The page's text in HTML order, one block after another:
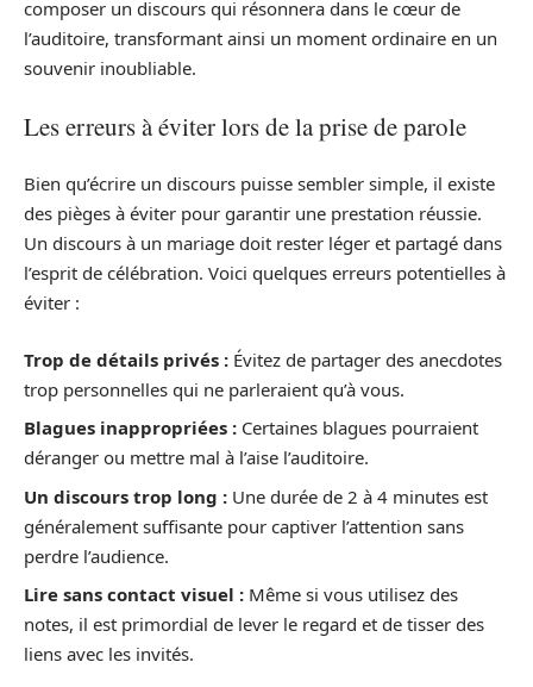
composer un discours qui résonnera dans le cœur de
l’auditoire, transformant ainsi un moment ordinaire en un
souvenir inoubliable.
Les erreurs à éviter lors de la prise de parole
Bien qu’écrire un discours puisse sembler simple, il existe
des pièges à éviter pour garantir une prestation réussie.
Un discours à un mariage doit rester léger et partagé dans
l’esprit de célébration. Voici quelques erreurs potentielles à
éviter :
Trop de détails privés : Évitez de partager des anecdotes
trop personnelles qui ne parleraient qu’à vous.
Blagues inappropriées : Certaines blagues pourraient
déranger ou mettre mal à l’aise l’auditoire.
Un discours trop long : Une durée de 2 à 4 minutes est
généralement suffisante pour captiver l’attention sans
perdre l’audience.
Lire sans contact visuel : Même si vous utilisez des
notes, il est primordial de lever le regard et de tisser des
liens avec les invités.